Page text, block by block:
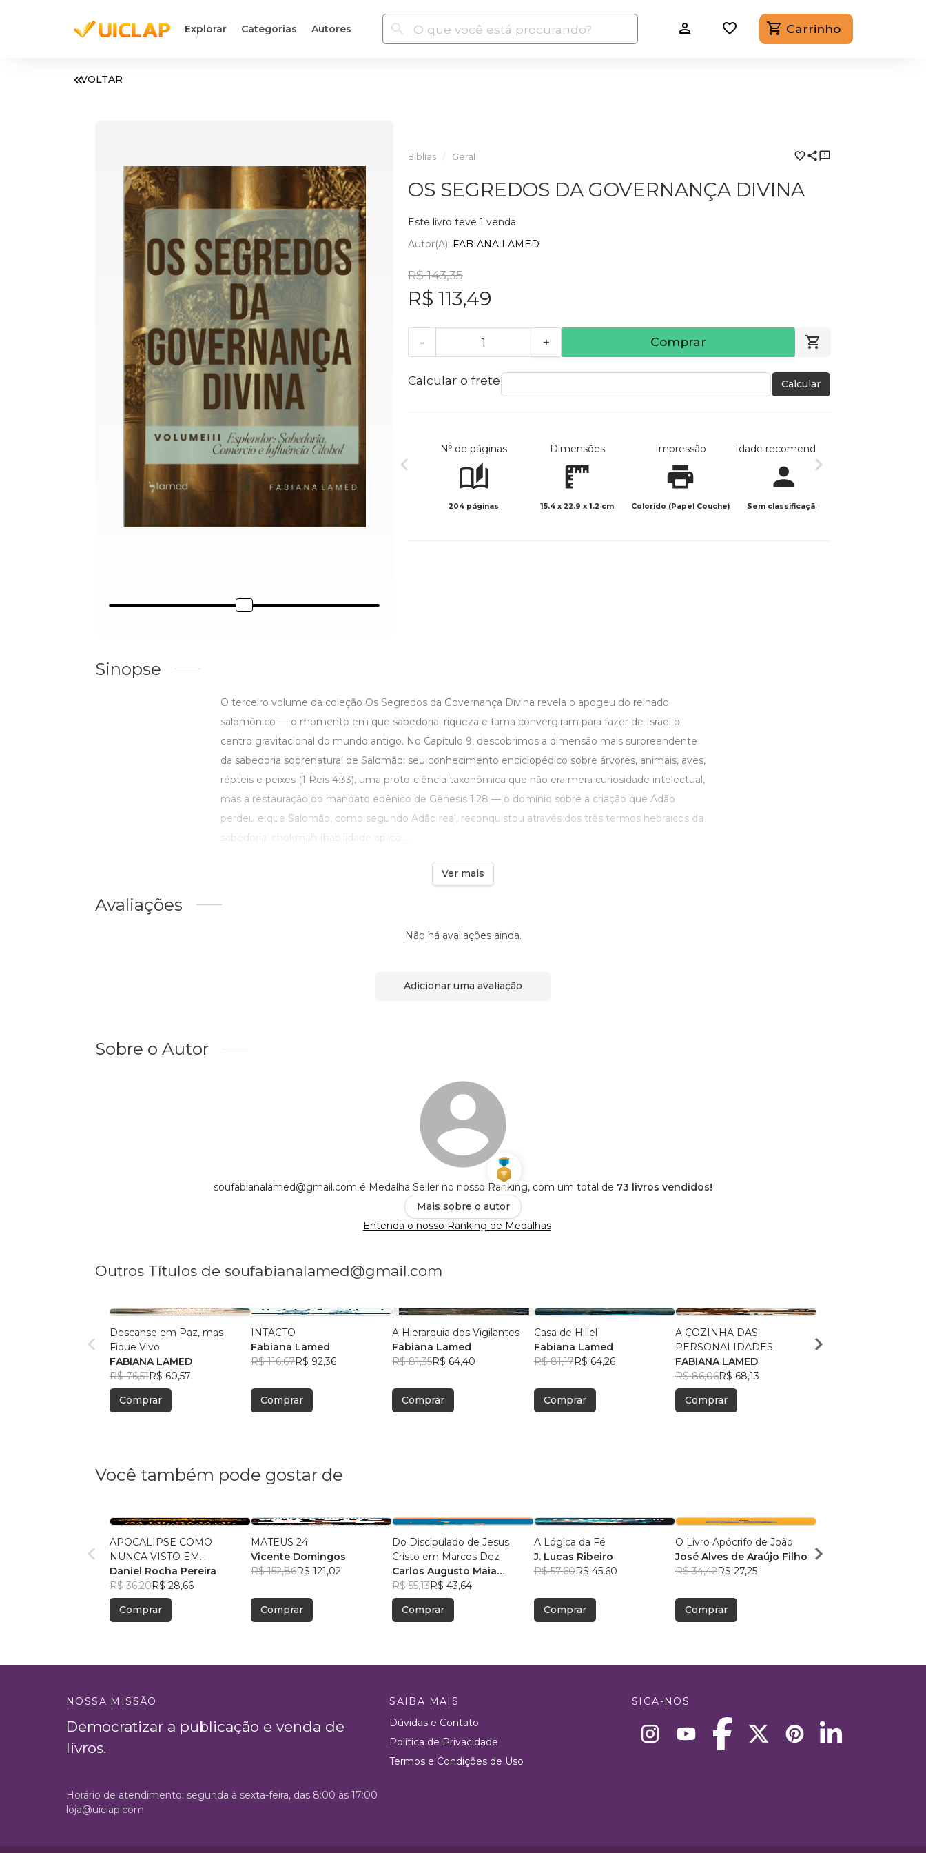
Explorar Categorias Autores Carrinho
VOLTAR
Bíblias Geral
OS SEGREDOS DA GOVERNANÇA DIVINA
Este livro teve 1 venda
Autor(a): FABIANA LAMED
R$ 143,35
R$ 113,49
- + Comprar
Calcular o frete Calcular
Nº de páginas
204 páginas
Dimensões
15.4 x 22.9 x 1.2 cm
Impressão
Colorido (Papel Couche)
Idade recomendada
Sem classificação
Sinopse
O terceiro volume da coleção Os Segredos da Governança Divina revela o apogeu do reinado
salomônico — o momento em que sabedoria, riqueza e fama convergiram para fazer de Israel o
centro gravitacional do mundo antigo. No Capítulo 9, descobrimos a dimensão mais surpreendente
da sabedoria sobrenatural de Salomão: seu conhecimento enciclopédico sobre árvores, animais, aves,
répteis e peixes (1 Reis 4:33), uma proto-ciência taxonômica que não era mera curiosidade intelectual,
mas a restauração do mandato edênico de Gênesis 1:28 — o domínio sobre a criação que Adão
perdeu e que Salomão, como segundo Adão real, reconquistou através dos três termos hebraicos da
sabedoria: chokmah (habilidade aplica ...
Ver mais
Avaliações
Não há avaliações ainda.
Adicionar uma avaliação
Sobre o Autor
soufabianalamed@gmail.com é Medalha Seller no nosso Ranking, com um total de 73 livros vendidos!
Mais sobre o autor
Entenda o nosso Ranking de Medalhas
Outros Títulos de soufabianalamed@gmail.com
Descanse em Paz, mas
Fique Vivo
FABIANA LAMED
R$ 76,51R$ 60,57
Comprar
INTACTO
Fabiana Lamed
R$ 116,67R$ 92,36
Comprar
A Hierarquia dos Vigilantes
Fabiana Lamed
R$ 81,35R$ 64,40
Comprar
Casa de Hillel
Fabiana Lamed
R$ 81,17R$ 64,26
Comprar
A COZINHA DAS
PERSONALIDADES
FABIANA LAMED
R$ 86,06R$ 68,13
Comprar
FABIANA LAMED
Você também pode gostar de
APOCALIPSE COMO
NUNCA VISTO EM
CRONOLOGIA
Daniel Rocha Pereira
R$ 36,20R$ 28,66
Comprar
MATEUS 24
Vicente Domingos
R$ 152,86R$ 121,02
Comprar
Do Discipulado de Jesus
Cristo em Marcos Dez
Carlos Augusto Maia
Ferreira
R$ 55,13R$ 43,64
Comprar
A Lógica da Fé
J. Lucas Ribeiro
R$ 57,60R$ 45,60
Comprar
O Livro Apócrifo de João
José Alves de Araújo Filho
R$ 34,42R$ 27,25
Comprar
Jhou Holub
NOSSA MISSÃO
Democratizar a publicação e venda de
livros.
SAIBA MAIS
Dúvidas e Contato
Política de Privacidade
Termos e Condições de Uso
SIGA-NOS
Horário de atendimento: segunda à sexta-feira, das 8:00 às 17:00
loja@uiclap.com